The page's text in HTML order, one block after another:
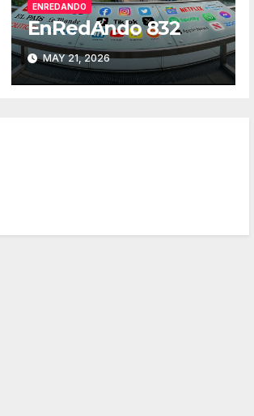
ENREDANDO
EnRedAndo 832
MAY 21, 2026